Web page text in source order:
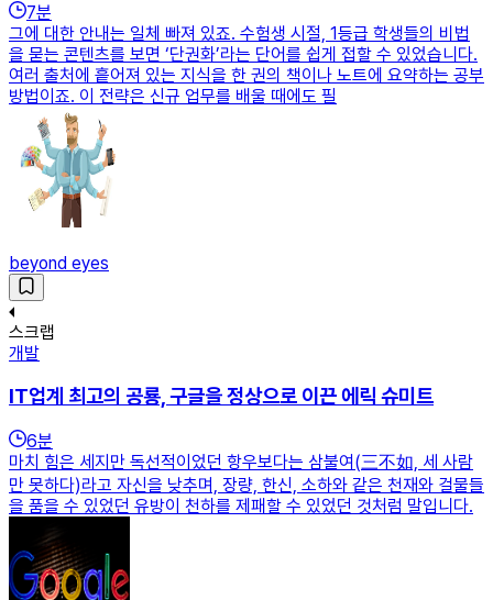
7분
그에 대한 안내는 일체 빠져 있죠. 수험생 시절, 1등급 학생들의 비법
을 묻는 콘텐츠를 보면 ‘단권화’라는 단어를 쉽게 접할 수 있었습니다.
여러 출처에 흩어져 있는 지식을 한 권의 책이나 노트에 요약하는 공부
방법이죠. 이 전략은 신규 업무를 배울 때에도 필
beyond eyes
스크랩
개발
IT업계 최고의 공룡, 구글을 정상으로 이끈 에릭 슈미트
6분
마치 힘은 세지만 독선적이었던 항우보다는 삼불여(三不如, 세 사람
만 못하다)라고 자신을 낮추며, 장량, 한신, 소하와 같은 천재와 걸물들
을 품을 수 있었던 유방이 천하를 제패할 수 있었던 것처럼 말입니다.